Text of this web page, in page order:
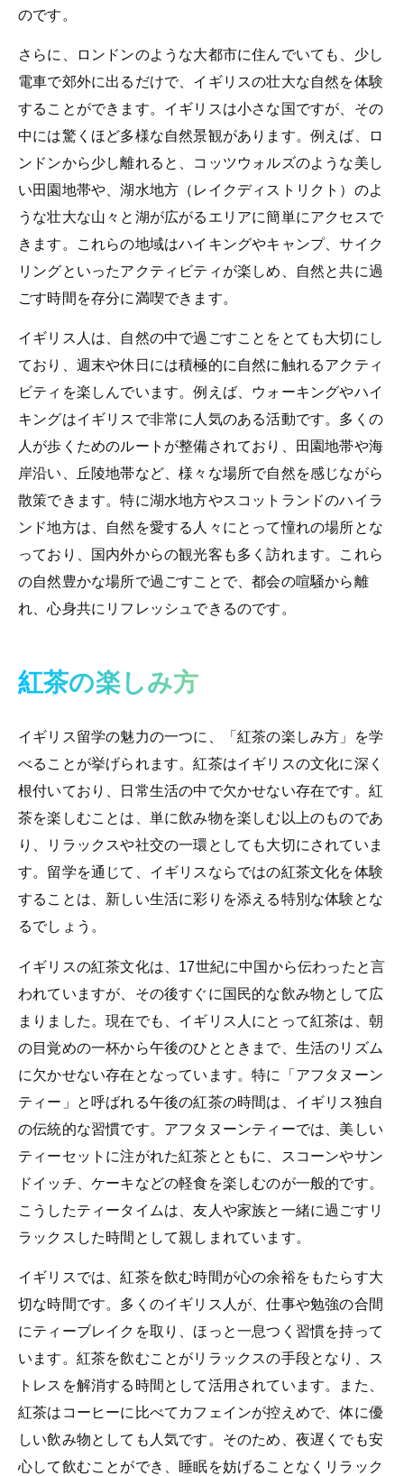
のです。
さらに、ロンドンのような大都市に住んでいても、少し
電車で郊外に出るだけで、イギリスの壮大な自然を体験
することができます。イギリスは小さな国ですが、その
中には驚くほど多様な自然景観があります。例えば、ロ
ンドンから少し離れると、コッツウォルズのような美し
い田園地帯や、湖水地方（レイクディストリクト）のよ
うな壮大な山々と湖が広がるエリアに簡単にアクセスで
きます。これらの地域はハイキングやキャンプ、サイク
リングといったアクティビティが楽しめ、自然と共に過
ごす時間を存分に満喫できます。
イギリス人は、自然の中で過ごすことをとても大切にし
ており、週末や休日には積極的に自然に触れるアクティ
ビティを楽しんでいます。例えば、ウォーキングやハイ
キングはイギリスで非常に人気のある活動です。多くの
人が歩くためのルートが整備されており、田園地帯や海
岸沿い、丘陵地帯など、様々な場所で自然を感じながら
散策できます。特に湖水地方やスコットランドのハイラ
ンド地方は、自然を愛する人々にとって憧れの場所とな
っており、国内外からの観光客も多く訪れます。これら
の自然豊かな場所で過ごすことで、都会の喧騒から離
れ、心身共にリフレッシュできるのです。
紅茶の楽しみ方
イギリス留学の魅力の一つに、「紅茶の楽しみ方」を学
べることが挙げられます。紅茶はイギリスの文化に深く
根付いており、日常生活の中で欠かせない存在です。紅
茶を楽しむことは、単に飲み物を楽しむ以上のものであ
り、リラックスや社交の一環としても大切にされていま
す。留学を通じて、イギリスならではの紅茶文化を体験
することは、新しい生活に彩りを添える特別な体験とな
るでしょう。
イギリスの紅茶文化は、17世紀に中国から伝わったと言
われていますが、その後すぐに国民的な飲み物として広
まりました。現在でも、イギリス人にとって紅茶は、朝
の目覚めの一杯から午後のひとときまで、生活のリズム
に欠かせない存在となっています。特に「アフタヌーン
ティー」と呼ばれる午後の紅茶の時間は、イギリス独自
の伝統的な習慣です。アフタヌーンティーでは、美しい
ティーセットに注がれた紅茶とともに、スコーンやサン
ドイッチ、ケーキなどの軽食を楽しむのが一般的です。
こうしたティータイムは、友人や家族と一緒に過ごすリ
ラックスした時間として親しまれています。
イギリスでは、紅茶を飲む時間が心の余裕をもたらす大
切な時間です。多くのイギリス人が、仕事や勉強の合間
にティーブレイクを取り、ほっと一息つく習慣を持って
います。紅茶を飲むことがリラックスの手段となり、ス
トレスを解消する時間として活用されています。また、
紅茶はコーヒーに比べてカフェインが控えめで、体に優
しい飲み物としても人気です。そのため、夜遅くでも安
心して飲むことができ、睡眠を妨げることなくリラック